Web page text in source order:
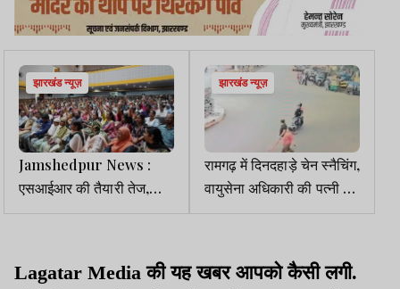
झारखंड न्यूज़
Jamshedpur News :
एसआईआर की तैयारी तेज,
BLO व पर्यवेक्षकों को दिया
झारखंड न्यूज़
रामगढ़ में दिनदहाड़े चेन स्नैचिंग,
वायुसेना अधिकारी की पत्नी को
बनाया निशाना
Lagatar Media की यह खबर आपको कैसी लगी.